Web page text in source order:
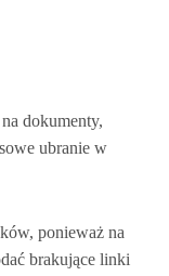
dokumenty,
ubranie w
ponieważ na
brakujące linki